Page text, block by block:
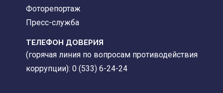
Фоторепортаж
Пресс-служба
ТЕЛЕФОН ДОВЕРИЯ
(горячая линия по вопросам противодействия
коррупции): 0 (533) 6-24-24